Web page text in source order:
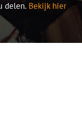
delen. Bekijk hier